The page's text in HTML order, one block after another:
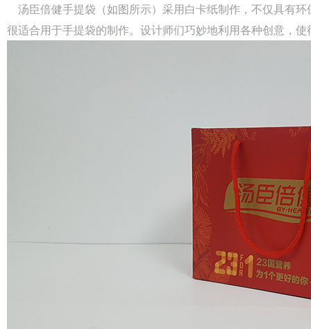
汤臣倍健手提袋（如图所示）采用白卡纸制作，不仅具有
很适合用于手提袋的制作。设计师们巧妙地利用各种创意，